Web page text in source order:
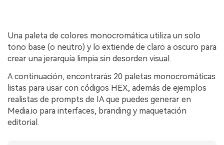
Una paleta de colores monocromática utiliza un solo
tono base (o neutro) y lo extiende de claro a oscuro para
crear una jerarquía limpia sin desorden visual.
A continuación, encontrarás 20 paletas monocromáticas
listas para usar con códigos HEX, además de ejemplos
realistas de prompts de IA que puedes generar en
Media.io para interfaces, branding y maquetación
editorial.